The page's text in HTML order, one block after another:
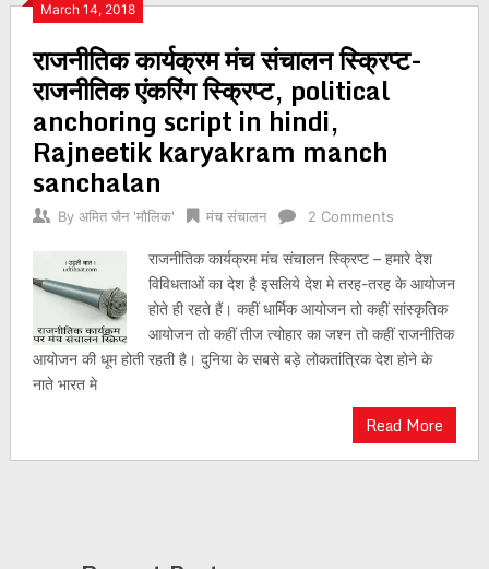
March 14, 2018
राजनीतिक कार्यक्रम मंच संचालन स्क्रिप्ट-
राजनीतिक एंकरिंग स्क्रिप्ट, political
anchoring script in hindi,
Rajneetik karyakram manch
sanchalan
By अमित जैन 'मौलिक' मंच संचालन 2 Comments
राजनीतिक कार्यक्रम मंच संचालन स्क्रिप्ट – हमारे देश
विविधताओं का देश है इसलिये देश मे तरह-तरह के आयोजन
होते ही रहते हैं। कहीं धार्मिक आयोजन तो कहीं सांस्कृतिक
आयोजन तो कहीं तीज त्योहार का जश्न तो कहीं राजनीतिक
आयोजन की धूम होती रहती है। दुनिया के सबसे बड़े लोकतांत्रिक देश होने के
नाते भारत मे
Read More
Posts
navigation